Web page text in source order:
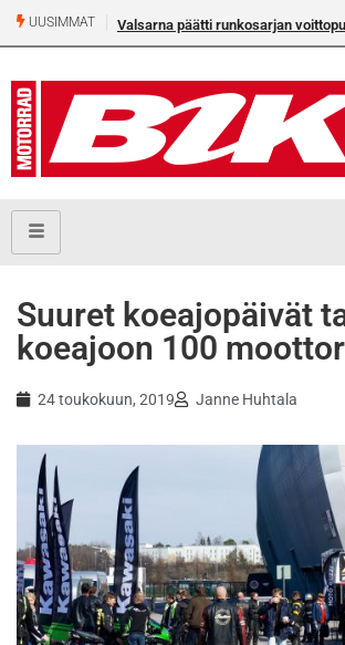
UUSIMMAT Valsarna päätti runkosarjan
Suuret koeajopäivät
koeajoon 100
24 toukokuun, 2019 Janne Huhtala